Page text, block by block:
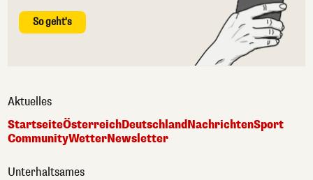
So geht's
Aktuelles
StartseiteÖsterreichDeutschlandNachrichtenSport
CommunityWetterNewsletter
Unterhaltsames